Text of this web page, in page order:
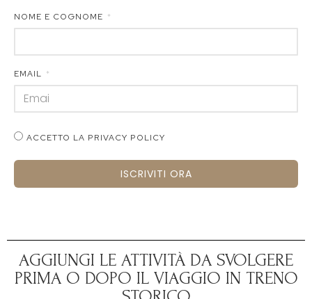
NOME E COGNOME
EMAIL
ACCETTO LA PRIVACY POLICY
ISCRIVITI ORA
AGGIUNGI LE ATTIVITÀ DA SVOLGERE
PRIMA O DOPO IL VIAGGIO IN TRENO